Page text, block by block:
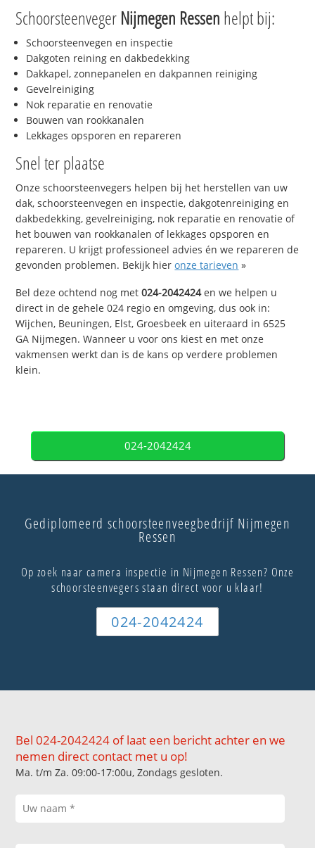
Schoorsteenveger Nijmegen Ressen helpt bij:
Schoorsteenvegen en inspectie
Dakgoten reining en dakbedekking
Dakkapel, zonnepanelen en dakpannen reiniging
Gevelreiniging
Nok reparatie en renovatie
Bouwen van rookkanalen
Lekkages opsporen en repareren
Snel ter plaatse
Onze schoorsteenvegers helpen bij het herstellen van uw
dak, schoorsteenvegen en inspectie, dakgotenreiniging en
dakbedekking, gevelreiniging, nok reparatie en renovatie of
het bouwen van rookkanalen of lekkages opsporen en
repareren. U krijgt professioneel advies én we repareren de
gevonden problemen. Bekijk hieronze tarieven »
Bel deze ochtend nog met024-2042424en we helpen u
direct in de gehele 024 regio en omgeving, dus ook in:
Wijchen, Beuningen, Elst, Groesbeek en uiteraard in 6525
GA Nijmegen. Wanneer u voor ons kiest en met onze
vakmensen werkt dan is de kans op verdere problemen
klein.
024-2042424
Gediplomeerd schoorsteenveegbedrijf Nijmegen
Ressen
Op zoek naar camera inspectie in Nijmegen Ressen? Onze
schoorsteenvegers staan direct voor u klaar!
024-2042424
Bel 024-2042424 of laat een bericht achter en we
nemen direct contact met u op!
Ma. t/m Za. 09:00-17:00u, Zondags gesloten.